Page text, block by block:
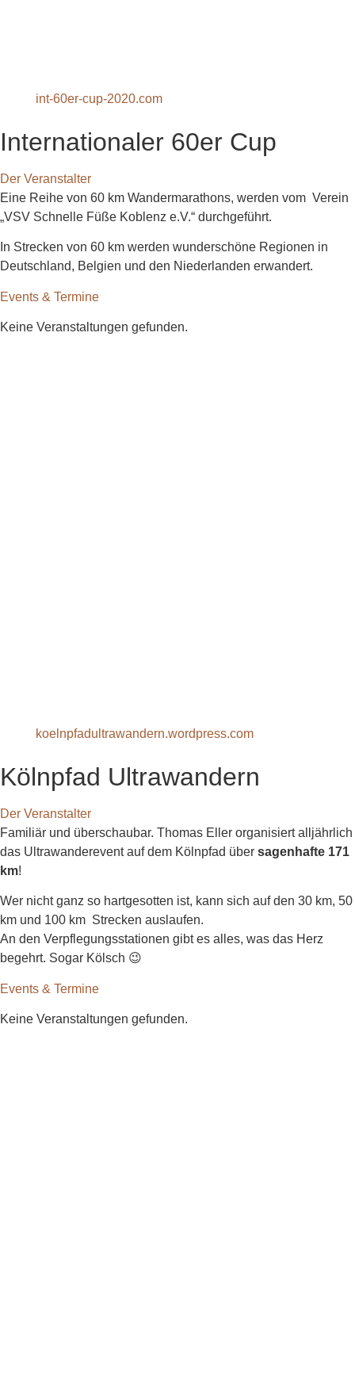
int-60er-cup-2020.com
Internationaler 60er Cup
Der Veranstalter
Eine Reihe von 60 km Wandermarathons, werden vom Verein
„VSV Schnelle Füße Koblenz e.V.“ durchgeführt.
In Strecken von 60 km werden wunderschöne Regionen in
Deutschland, Belgien und den Niederlanden erwandert.
Events & Termine
Keine Veranstaltungen gefunden.
koelnpfadultrawandern.wordpress.com
Kölnpfad Ultrawandern
Der Veranstalter
Familiär und überschaubar. Thomas Eller organisiert alljährlich
das Ultrawanderevent auf dem Kölnpfad über sagenhafte 171
km!
Wer nicht ganz so hartgesotten ist, kann sich auf den 30 km, 50
km und 100 km Strecken auslaufen.
An den Verpflegungsstationen gibt es alles, was das Herz
begehrt. Sogar Kölsch 😉
Events & Termine
Keine Veranstaltungen gefunden.